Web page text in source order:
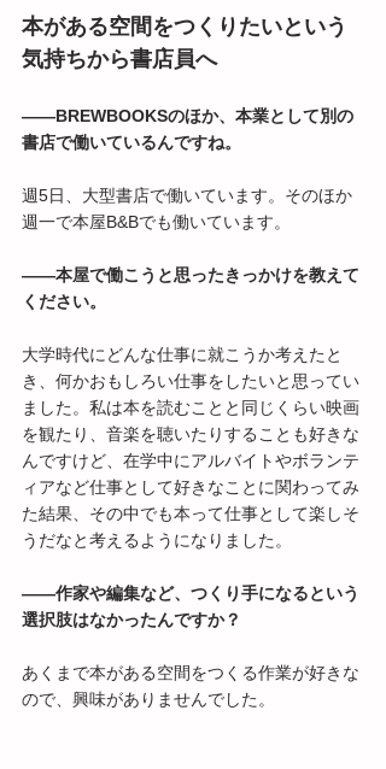
本がある空間をつくりたいという
気持ちから書店員へ
――BREWBOOKSのほか、本業として別の
書店で働いているんですね。
週5日、大型書店で働いています。そのほか
週一で本屋B&Bでも働いています。
――本屋で働こうと思ったきっかけを教えて
ください。
大学時代にどんな仕事に就こうか考えたと
き、何かおもしろい仕事をしたいと思ってい
ました。私は本を読むことと同じくらい映画
を観たり、音楽を聴いたりすることも好きな
んですけど、在学中にアルバイトやボランテ
ィアなど仕事として好きなことに関わってみ
た結果、その中でも本って仕事として楽しそ
うだなと考えるようになりました。
――作家や編集など、つくり手になるという
選択肢はなかったんですか？
あくまで本がある空間をつくる作業が好きな
ので、興味がありませんでした。